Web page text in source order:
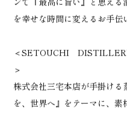
ンで『最高に旨い』と思え
を幸せな時間に変えるお手伝
＜SETOUCHI DISTILLERY
＞
株式会社三宅本店が手掛け
を、世界へ』をテーマに、